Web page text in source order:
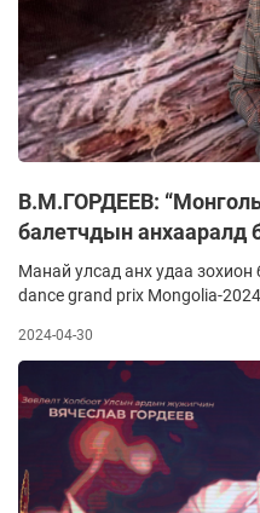
"Introtema" компанийн
Якупова Гульнара
цөөн хором ярилцлаа.
В.М.ГОРДЕЕВ:
балетчдын анхааралд
Манай улсад анх удаа зохион
dance grand prix Mongolia-
ballet” студи болон СУИС-ийн
Консерваторынхон хамтран
яам, нийслэлийн Соёл
дэмжин ажилласан.
2024-04-30